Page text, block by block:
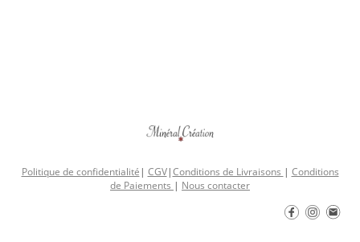
Politique de confidentialité | CGV|Conditions de Livraisons | Conditions
de Paiements | Nous contacter